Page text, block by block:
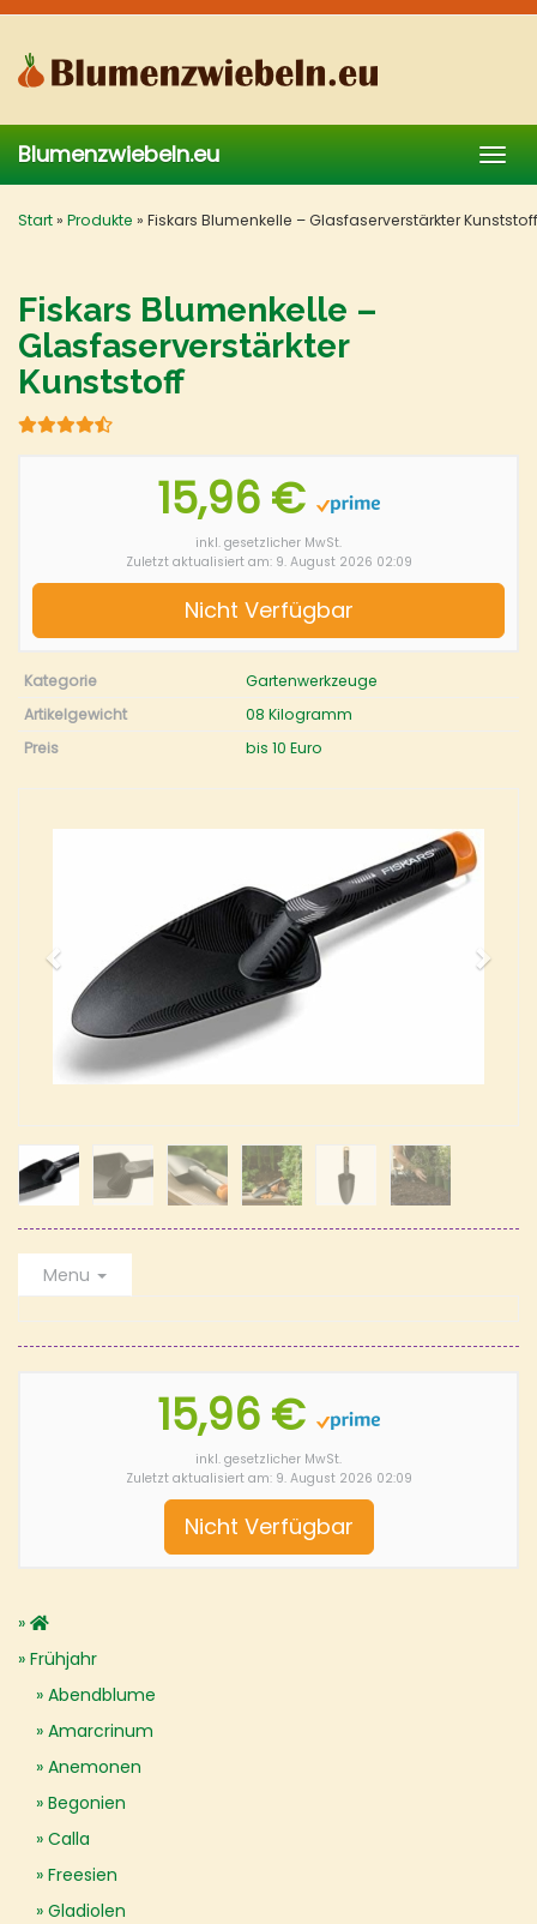
Skip
main
content
Blumenzwiebeln.eu
Start» Produkte » Fiskars Blumenkelle – Glasfaserverstärkter Kunststoff
Fiskars Blumenkelle –
Glasfaserverstärkter
Kunststoff
15,96 €
inkl. gesetzlicher MwSt.
Zuletzt aktualisiert am: 9. August 2026 02:09
Nicht Verfügbar
Kategorie
Gartenwerkzeuge
Artikelgewicht
08 Kilogramm
Preis
bis 10 Euro
Menu
15,96 €
inkl. gesetzlicher MwSt.
Zuletzt aktualisiert am: 9. August 2026 02:09
Nicht Verfügbar
Frühjahr
Abendblume
Amarcrinum
Anemonen
Begonien
Calla
Freesien
Gladiolen